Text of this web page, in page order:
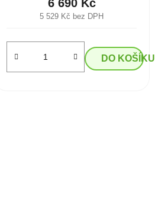
5 529 Kč bez DPH
6 690 Kč
DO KOŠÍKU